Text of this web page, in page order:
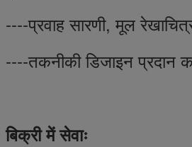
----प्रवाह सारणी, मूल
----तकनीकी डिजाइन प्रदान
बिक्री में सेवाः